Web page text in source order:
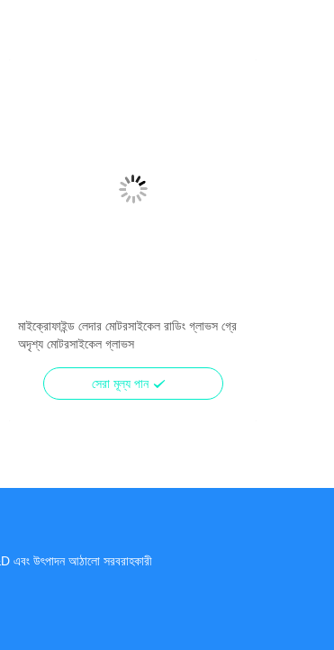
মাইক্রোফাইন্ড লেদার মোটরসাইকেল রাডিং গ্লাভস গ্রে
অদৃশ্য মোটরসাইকেল গ্লাভস
সেরা মূল্য পান
এবং উৎপাদন আঠালো সরবরাহকারী